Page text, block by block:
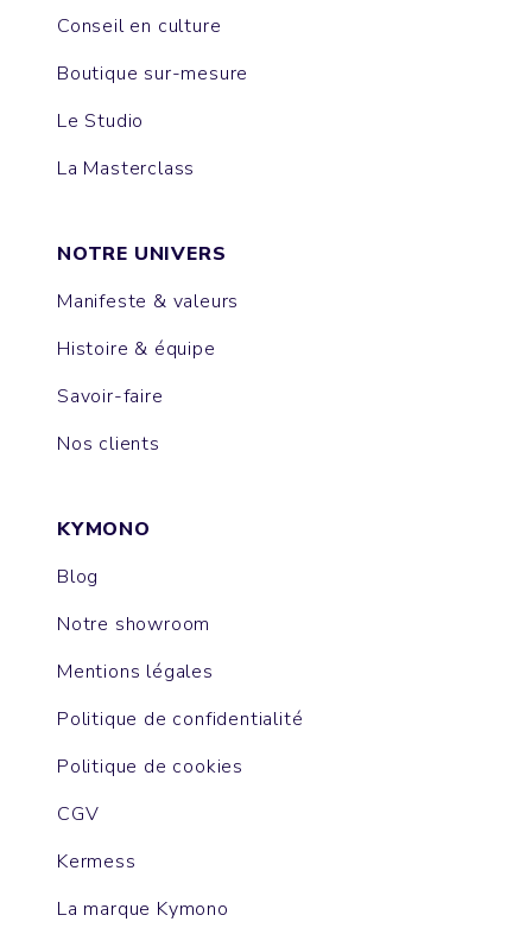
Conseil en culture
Boutique sur-mesure
Le Studio
La Masterclass
NOTRE UNIVERS
Manifeste & valeurs
Histoire & équipe
Savoir-faire
Nos clients
KYMONO
Blog
Notre showroom
Mentions légales
Politique de confidentialité
Politique de cookies
CGV
Kermess
La marque Kymono